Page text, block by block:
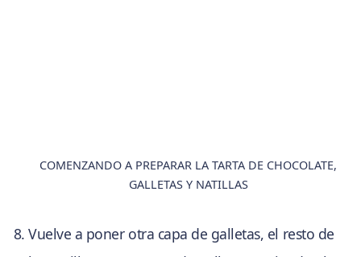
COMENZANDO A PREPARAR LA TARTA DE CHOCOLATE,
GALLETAS Y NATILLAS
Vuelve a poner otra capa de galletas, el resto de